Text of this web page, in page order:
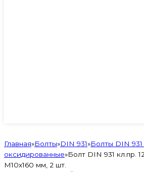
Главная»Болты»DIN 931»Болты DIN 931
оксидированные»Болт DIN 931 кл.пр.
M10х160 мм, 2 шт.